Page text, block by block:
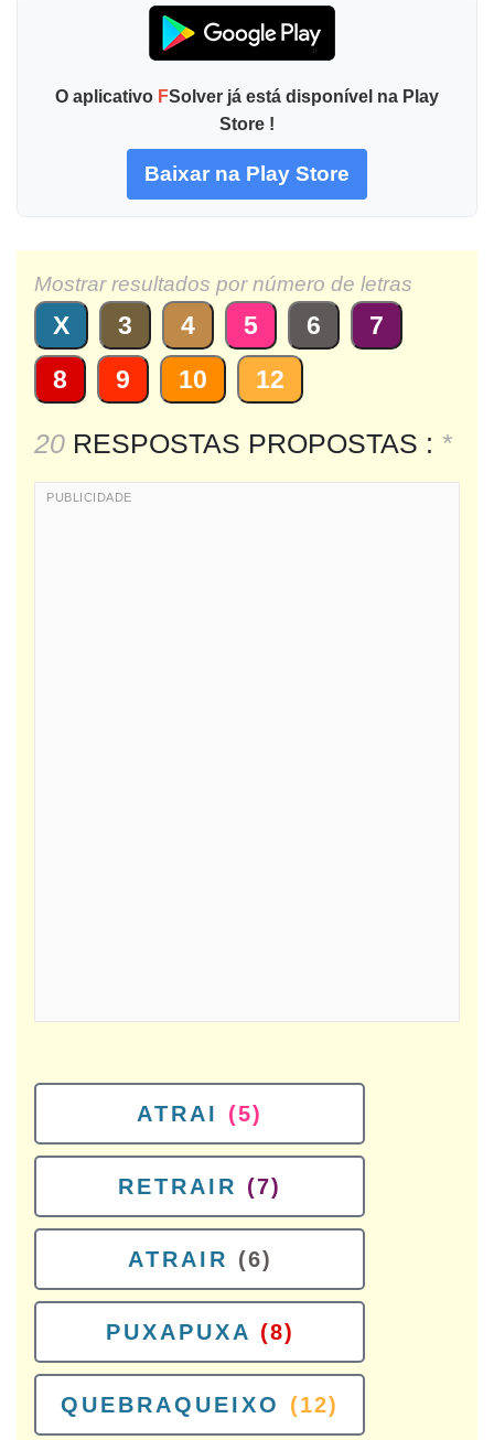
O aplicativo FSolver já está disponível na Play
Store !
Baixar na Play Store
Mostrar resultados por número de letras
X 3 4 5 6
7
8
9 10 12
20 RESPOSTAS PROPOSTAS : *
ATRAI (5)
RETRAIR (7)
ATRAIR (6)
PUXAPUXA (8)
QUEBRAQUEIXO (12)